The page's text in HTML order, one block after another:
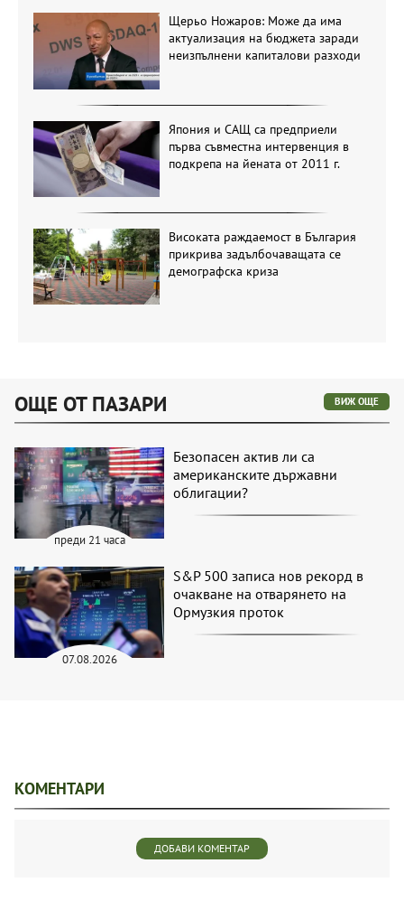
Щерьо Ножаров: Може да има
актуализация на бюджета заради
неизпълнени капиталови разходи
Япония и САЩ са предприели
първа съвместна интервенция в
подкрепа на йената от 2011 г.
Високата раждаемост в България
прикрива задълбочаващата се
демографска криза
ОЩЕ ОТ ПАЗАРИ ВИЖ ОЩЕ
преди 21 часа
Безопасен актив ли са
американските държавни
облигации?
07.08.2026
S&P 500 записа нов рекорд в
очакване на отварянето на
Ормузкия проток
КОМЕНТАРИ
ДОБАВИ КОМЕНТАР